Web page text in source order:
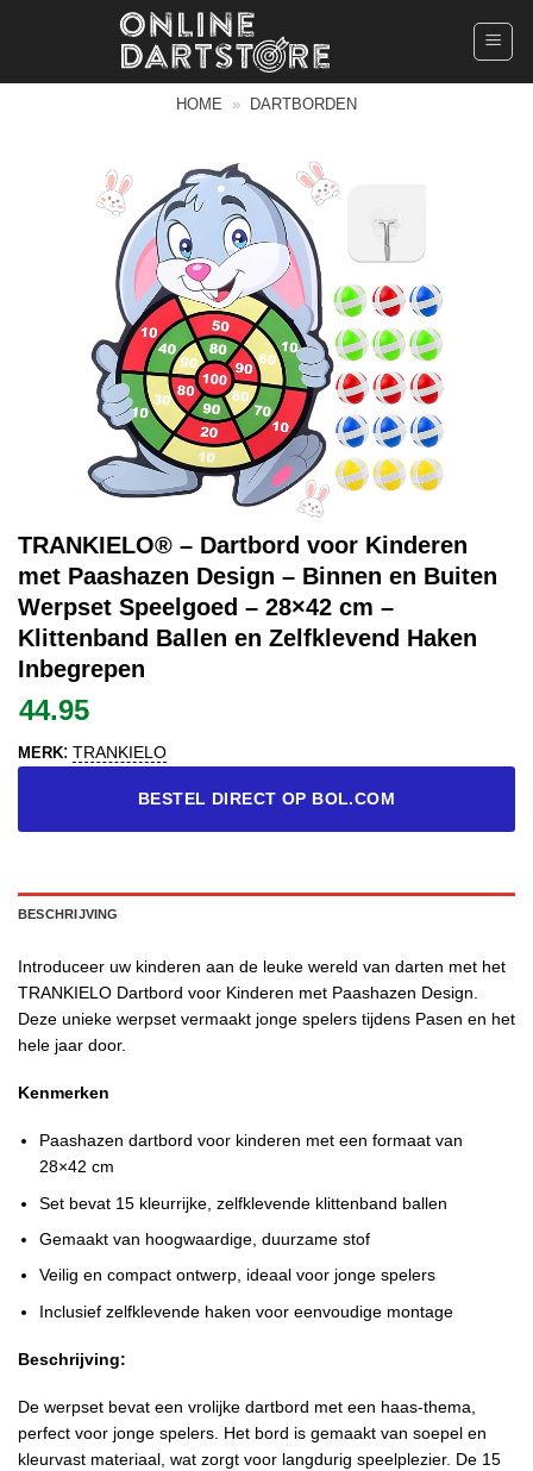
HOME » DARTBORDEN
TRANKIELO® – Dartbord voor Kinderen
met Paashazen Design – Binnen en Buiten
Werpset Speelgoed – 28×42 cm –
Klittenband Ballen en Zelfklevend Haken
Inbegrepen
44.95
MERK: TRANKIELO
BESTEL DIRECT OP BOL.COM
BESCHRIJVING
Introduceer uw kinderen aan de leuke wereld van darten met het
TRANKIELO Dartbord voor Kinderen met Paashazen Design.
Deze unieke werpset vermaakt jonge spelers tijdens Pasen en het
hele jaar door.
Kenmerken
Paashazen dartbord voor kinderen met een formaat van
28×42 cm
Set bevat 15 kleurrijke, zelfklevende klittenband ballen
Gemaakt van hoogwaardige, duurzame stof
Veilig en compact ontwerp, ideaal voor jonge spelers
Inclusief zelfklevende haken voor eenvoudige montage
Beschrijving:
De werpset bevat een vrolijke dartbord met een haas-thema,
perfect voor jonge spelers. Het bord is gemaakt van soepel en
kleurvast materiaal, wat zorgt voor langdurig speelplezier. De 15